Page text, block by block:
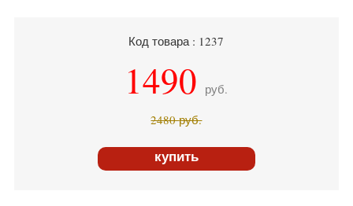
Код товара : 1237
1490 руб.
2480руб.
купить